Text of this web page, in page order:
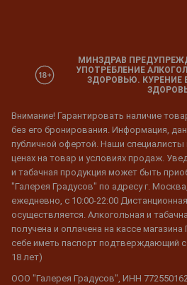
МИНЗДРАВ
УПОТРЕБЛЕНИЕ
ЗДОРОВЬЮ. КУРЕНИЕ
Внимание! Гарантировать наличие
без его бронирования. Информация,
публичной офертой. Наши
ценах на товар и условиях продаж.
и табачная продукция может быть
"Галерея Градусов" по адресу г.
ежедневно, с 10:00-22:00
осуществляется. Алкогольная и
получена и оплачена на кассе
себе иметь паспорт подтверждающий
18 лет)
ООО "Галерея Градусов", ИНН